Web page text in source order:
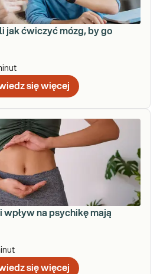
jak ćwiczyć mózg, by go
się więcej
wpływ na psychikę mają
się więcej